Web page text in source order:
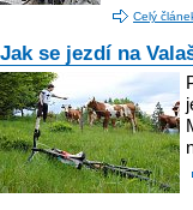
Celý
Jak se jezdí na